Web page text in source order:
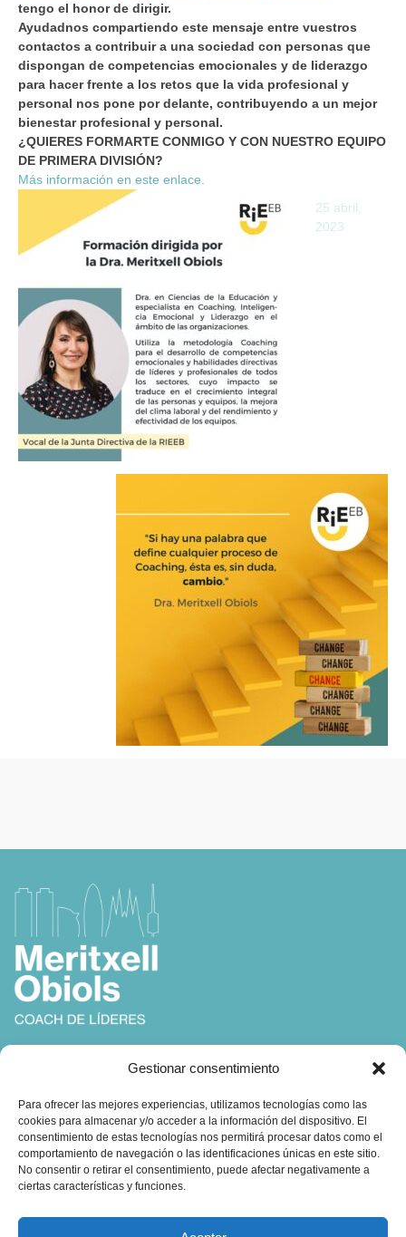
Gestionar consentimiento
Para ofrecer las mejores experiencias, utilizamos tecnologías como las
cookies para almacenar y/o acceder a la información del dispositivo. El
consentimiento de estas tecnologías nos permitirá procesar datos como el
comportamiento de navegación o las identificaciones únicas en este sitio.
No consentir o retirar el consentimiento, puede afectar negativamente a
ciertas características y funciones.
tengo el honor de dirigir.
Ayudadnos compartiendo este mensaje entre vuestros
contactos a contribuir a una sociedad con personas que
dispongan de competencias emocionales y de liderazgo
para hacer frente a los retos que la vida profesional y
personal nos pone por delante, contribuyendo a un mejor
bienestar profesional y personal.
¿QUIERES FORMARTE CONMIGO Y CON NUESTRO EQUIPO
DE PRIMERA DIVISIÓN?
Más información en este enlace.
25 abril,
2023
Coaching, Inteligencia Emocional y Liderazgo